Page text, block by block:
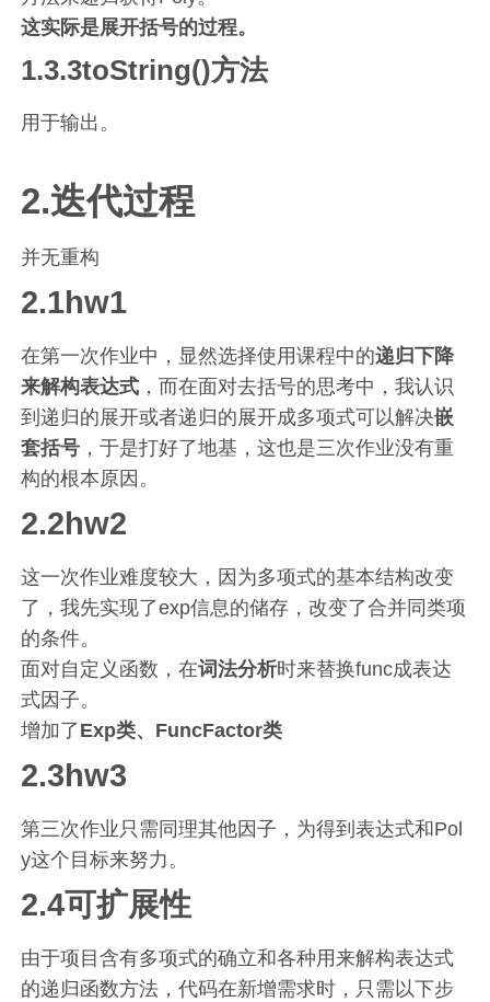
这实际是展开括号的过程。
1.3.3toString()方法
用于输出。
2.迭代过程
并无重构
2.1hw1
在第一次作业中，显然选择使用课程中的递归下降
来解构表达式 ，而在面对去括号的思考中，我认识
到递归的展开或者递归的展开成多项式可以解决嵌
套括号 ，于是打好了地基，这也是三次作业没有重
构的根本原因。
2.2hw2
这一次作业难度较大，因为多项式的基本结构改变
了，我先实现了exp信息的储存，改变了合并同类项
的条件。
面对自定义函数，在词法分析时来替换func成表达
式因子。
增加了Exp类、FuncFactor类
2.3hw3
第三次作业只需同理其他因子，为得到表达式和Pol
y这个目标来努力。
2.4可扩展性
由于项目含有多项式的确立和各种用来解构表达式
的递归函数方法，代码在新增需求时，只需以下步